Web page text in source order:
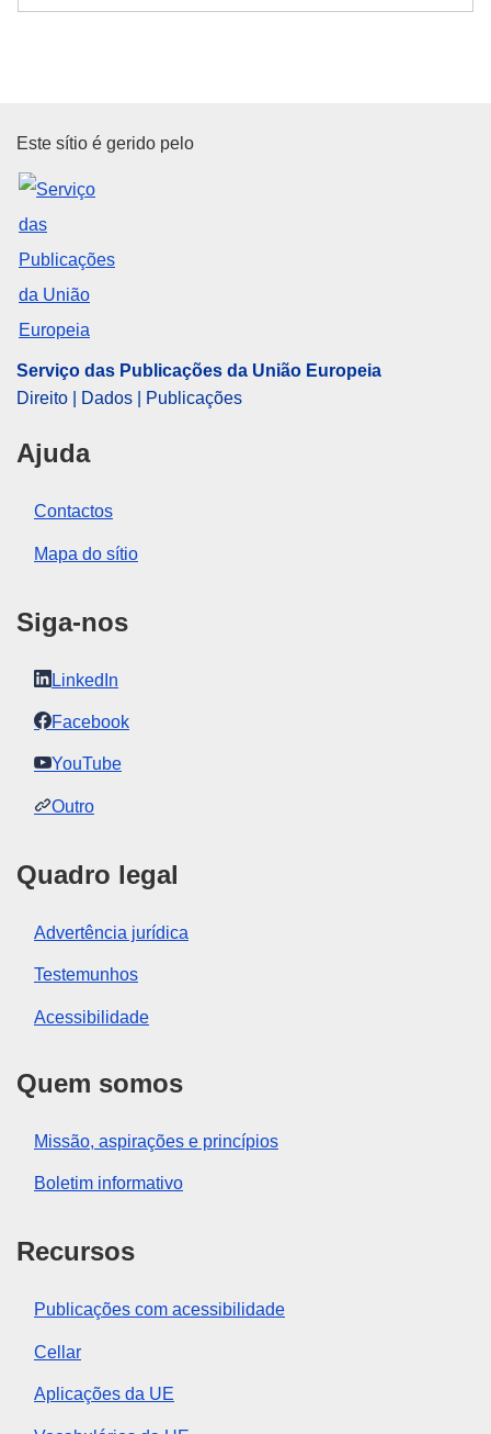
Serviço das Publicações da
Este sítio é gerido pelo
Serviço das Publicações da União Europeia
Direito | Dados | Publicações
Ajuda
Contactos
Mapa do sítio
Siga-nos
LinkedIn
Facebook
YouTube
Outro
Quadro legal
Advertência jurídica
Testemunhos
Acessibilidade
Quem somos
Missão, aspirações e princípios
Boletim informativo
Recursos
Publicações com acessibilidade
Cellar
Aplicações da UE